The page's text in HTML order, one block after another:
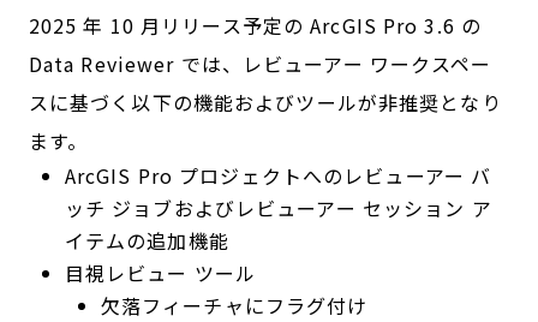
2025 年 10 月リリース予定の ArcGIS Pro 3.6 の
Data Reviewer では、レビューアー ワークスペー
スに基づく以下の機能およびツールが非推奨となり
ます。
ArcGIS Pro プロジェクトへのレビューアー バ
ッチ ジョブおよびレビューアー セッション ア
イテムの追加機能
目視レビュー ツール
欠落フィーチャにフラグ付け